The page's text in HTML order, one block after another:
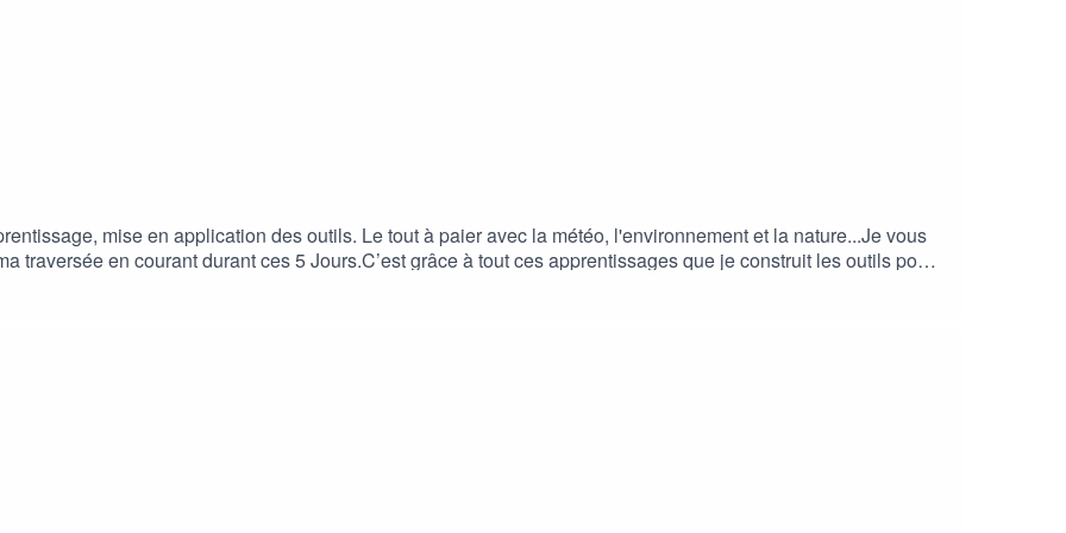
mise en application des outils. Le tout à paier avec la météo, l'environnement et la nature...Je vous
traversée en courant durant ces 5 Jours.C’est grâce à tout ces apprentissages que je construit les outils pour
écoute et n’hésitez pas à me poser vos questions: thomasbillot039@gmail.comRetrouvez les
sur mon site internet et mes réseaux sociaux:—> site: https://www.thomasbillot.com/358-2/—>
Facebook:
Youtube: www.youtube.com/@thomasbillot039Vous pouvez également rejoindre le groupe Whatsapp dédié
écoute.